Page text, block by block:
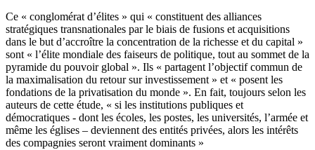
Ce « conglomérat d’élites » qui « constituent des alliances
stratégiques transnationales par le biais de fusions et acquisitions
dans le but d’accroître la concentration de la richesse et du capital »
sont « l’élite mondiale des faiseurs de politique, tout au sommet de la
pyramide du pouvoir global ». Ils « partagent l’objectif commun de
la maximalisation du retour sur investissement » et « posent les
fondations de la privatisation du monde ». En fait, toujours selon les
auteurs de cette étude, « si les institutions publiques et
démocratiques - dont les écoles, les postes, les universités, l’armée et
même les églises – deviennent des entités privées, alors les intérêts
des compagnies seront vraiment dominants »